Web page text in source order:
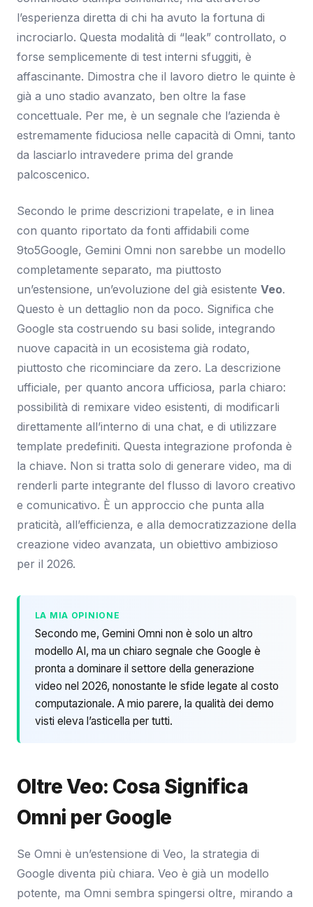
l’esperienza diretta di chi ha avuto la fortuna di
incrociarlo. Questa modalità di “leak” controllato, o
forse semplicemente di test interni sfuggiti, è
affascinante. Dimostra che il lavoro dietro le quinte è
già a uno stadio avanzato, ben oltre la fase
concettuale. Per me, è un segnale che l’azienda è
estremamente fiduciosa nelle capacità di Omni, tanto
da lasciarlo intravedere prima del grande
palcoscenico.
Secondo le prime descrizioni trapelate, e in linea
con quanto riportato da fonti affidabili come
9to5Google, Gemini Omni non sarebbe un modello
completamente separato, ma piuttosto
un’estensione, un’evoluzione del già esistente Veo.
Questo è un dettaglio non da poco. Significa che
Google sta costruendo su basi solide, integrando
nuove capacità in un ecosistema già rodato,
piuttosto che ricominciare da zero. La descrizione
ufficiale, per quanto ancora ufficiosa, parla chiaro:
possibilità di remixare video esistenti, di modificarli
direttamente all’interno di una chat, e di utilizzare
template predefiniti. Questa integrazione profonda è
la chiave. Non si tratta solo di generare video, ma di
renderli parte integrante del flusso di lavoro creativo
e comunicativo. È un approccio che punta alla
praticità, all’efficienza, e alla democratizzazione della
creazione video avanzata, un obiettivo ambizioso
per il 2026.
LA MIA OPINIONE
Secondo me, Gemini Omni non è solo un altro
modello AI, ma un chiaro segnale che Google è
pronta a dominare il settore della generazione
video nel 2026, nonostante le sfide legate al costo
computazionale. A mio parere, la qualità dei demo
visti eleva l’asticella per tutti.
Oltre Veo: Cosa Significa
Omni per Google
Se Omni è un’estensione di Veo, la strategia di
Google diventa più chiara. Veo è già un modello
potente, ma Omni sembra spingersi oltre, mirando a